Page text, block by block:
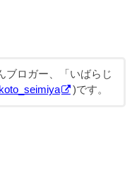
ブロガー、「いばらじ
)です。